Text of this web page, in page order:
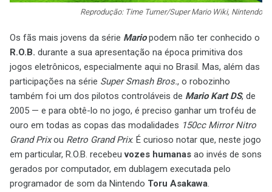
Reprodução: Time Turner/Super Mario Wiki, Nintendo
Os fãs mais jovens da série Mariopodem não ter conhecido o
R.O.B. durante a sua apresentação na época primitiva dos
jogos eletrônicos, especialmente aqui no Brasil. Mas, além das
participações na série Super Smash Bros., o robozinho
também foi um dos pilotos controláveis de Mario Kart DS, de
2005 — e para obtê-lo no jogo, é preciso ganhar um troféu de
ouro em todas as copas das modalidades 150cc Mirror Nitro
Grand Prixou Retro Grand Prix. É curioso notar que, neste jogo
em particular, R.O.B. recebeuvozes humanas ao invés de sons
gerados por computador, em dublagem executada pelo
programador de som da Nintendo Toru Asakawa